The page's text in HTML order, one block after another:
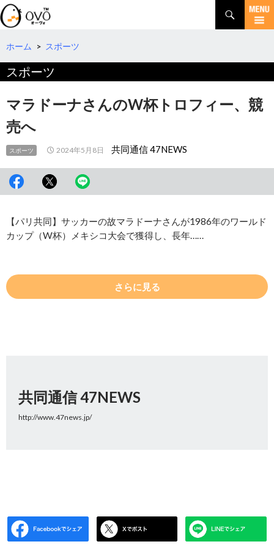
検
索
コ
テ
へ
ホーム > スポーツ
スポーツ
マラドーナさんのW杯トロフィー、競
売へ
スポーツ 2024年5月8日 共同通信 47NEWS
【パリ共同】サッカーの故マラドーナさんが1986年のワールド
カップ（W杯）メキシコ大会で獲得し、長年……
さらに見る
共同通信 47NEWS
http://www.47news.jp/